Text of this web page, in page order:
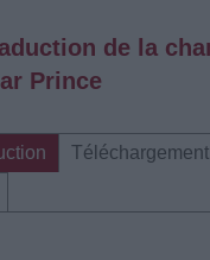
de la
Prince
Téléchargement